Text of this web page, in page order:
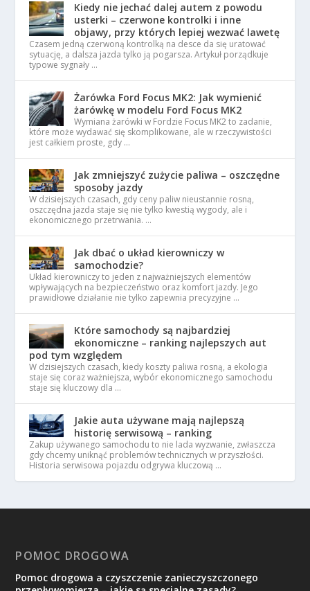
Kiedy nie jechać dalej autem z powodu
usterki – czerwone kontrolki i inne
objawy, przy których lepiej wezwać lawetę
Czasem jedną czerwoną kontrolką na desce da się uratować
sytuację, a dalsza jazda tylko ją pogarsza. Artykuł porządkuje
typowe sygnały …
Żarówka Ford Focus MK2: Jak wymienić
żarówkę w modelu Ford Focus MK2
Wymiana żarówki w Fordzie Focus MK2 to zadanie,
które może wydawać się skomplikowane, ale w rzeczywistości
jest całkiem proste, gdy …
Jak zmniejszyć zużycie paliwa – oszczędne
sposoby jazdy
W dzisiejszych czasach, gdy ceny paliw nieustannie rosną,
oszczędna jazda staje się nie tylko kwestią wygody, ale i
ekonomicznego przetrwania. …
Jak dbać o układ kierowniczy w
samochodzie?
Układ kierowniczy to jeden z najważniejszych elementów
wpływających na bezpieczeństwo oraz komfort jazdy. Jego
prawidłowe działanie nie tylko zapewnia precyzyjne …
Które samochody są najbardziej
ekonomiczne – ranking najlepszych aut
pod tym względem
W dzisiejszych czasach, kiedy koszty paliwa rosną, a ekologia
staje się coraz ważniejsza, wybór ekonomicznego samochodu
staje się kluczowy dla …
Jakie auta używane mają najlepszą
historię serwisową – ranking
Zakup używanego samochodu to nie lada wyzwanie, zwłaszcza
gdy chcemy uniknąć problemów technicznych w przyszłości.
Historia serwisowa pojazdu odgrywa kluczową …
POMOC DROGOWA
Pomoc drogowa a czyszczenie zanieczyszczonego